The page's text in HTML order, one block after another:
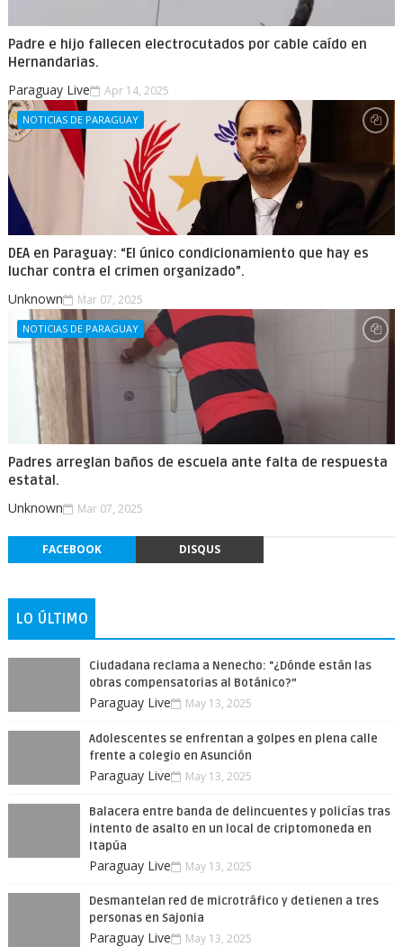
Padre e hijo fallecen electrocutados por cable caído en
Hernandarias.
Paraguay Live Apr 14, 2025
NOTICIAS DE PARAGUAY
DEA en Paraguay: “El único condicionamiento que hay es
luchar contra el crimen organizado”.
Unknown Mar 07, 2025
NOTICIAS DE PARAGUAY
Padres arreglan baños de escuela ante falta de respuesta
estatal.
Unknown Mar 07, 2025
FACEBOOK DISQUS
LO ÚLTIMO
Ciudadana reclama a Nenecho: "¿Dónde están las
obras compensatorias al Botánico?”
Paraguay Live May 13, 2025
Adolescentes se enfrentan a golpes en plena calle
frente a colegio en Asunción
Paraguay Live May 13, 2025
Balacera entre banda de delincuentes y policías tras
intento de asalto en un local de criptomoneda en
Itapúa
Paraguay Live May 13, 2025
Desmantelan red de microtráfico y detienen a tres
personas en Sajonia
Paraguay Live May 13, 2025